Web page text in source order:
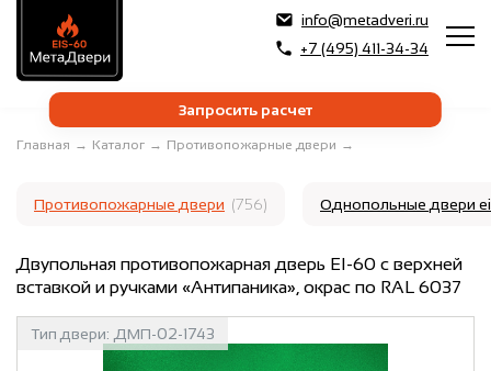
info@metadveri.ru
+7 (495) 411-34-34
Запросить расчет
Главная → Каталог → Противопожарные двери →
Противопожарные двери (756) Однопольные двери
Двупольная противопожарная дверь EI-60 с верхней
вставкой и ручками «Антипаника», окрас по RAL 6037
Тип двери: ДМП-02-1743